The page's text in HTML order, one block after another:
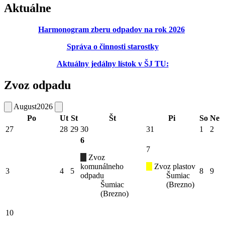
Aktuálne
Harmonogram zberu odpadov na rok 2026
Správa o činnosti starostky
Aktuálny jedálny lístok v ŠJ TU:
Zvoz odpadu
August2026
Po
Ut St Št Pi So Ne
27
28 29 30 31 1 2
3 4 5
6
Zvoz
komunálneho
odpadu
Šumiac
(Brezno)
7
Zvoz plastov
Šumiac
(Brezno)
8 9
10